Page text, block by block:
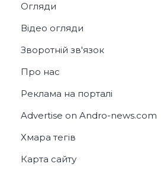
Огляди
Відео огляди
Зворотній зв'язок
Про нас
Реклама на порталі
Advertise on Andro-news.com
Хмара тегів
Карта сайту